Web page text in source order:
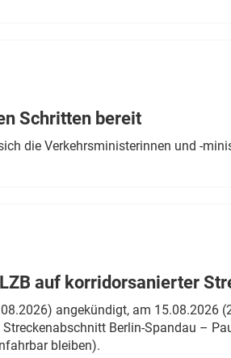
Schritten bereit
die Verkehrsministerinnen und -
auf korridorsanierter
angekündigt, am 15.08.2026
Berlin-Spandau –
bleiben).